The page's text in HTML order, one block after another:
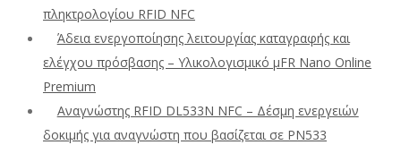
πληκτρολογίου RFID NFC
Άδεια ενεργοποίησης λειτουργίας καταγραφής και
ελέγχου πρόσβασης – Υλικολογισμικό μFR Nano Online
Premium
Αναγνώστης RFID DL533N NFC – Δέσμη ενεργειών
δοκιμής για αναγνώστη που βασίζεται σε PN533